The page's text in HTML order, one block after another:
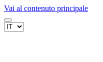
Vai al contenuto principale